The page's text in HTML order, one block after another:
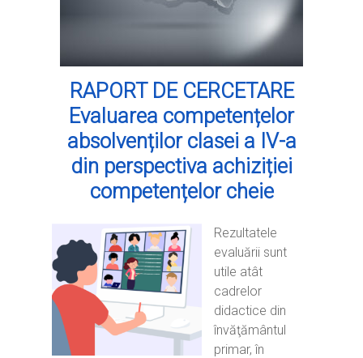
RAPORT DE CERCETARE
Evaluarea competențelor
absolvenților clasei a IV-a
din perspectiva achiziției
competențelor cheie
Rezultatele
evaluării sunt
utile atât
cadrelor
didactice din
învăţământul
primar, în